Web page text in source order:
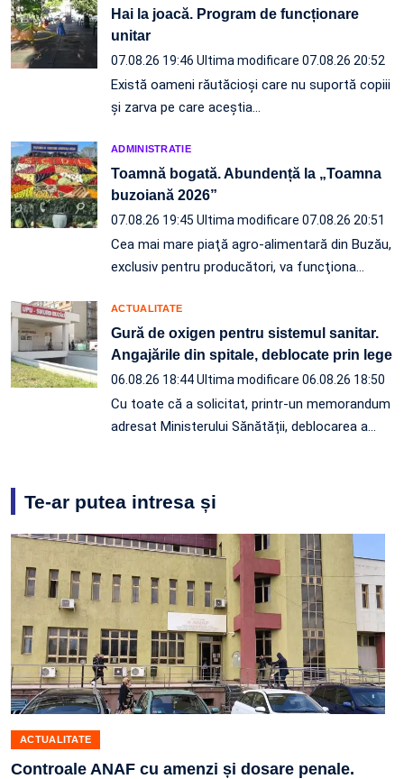
Hai la joacă. Program de funcționare
unitar
07.08.26 19:46 Ultima modificare 07.08.26 20:52
Există oameni răutăcioși care nu suportă copiii
și zarva pe care aceștia…
ADMINISTRATIE
Toamnă bogată. Abundență la „Toamna
buzoiană 2026”
07.08.26 19:45 Ultima modificare 07.08.26 20:51
Cea mai mare piaţă agro-alimentară din Buzău,
exclusiv pentru producători, va funcţiona…
ACTUALITATE
Gură de oxigen pentru sistemul sanitar.
Angajările din spitale, deblocate prin lege
06.08.26 18:44Ultima modificare 06.08.26 18:50
Cu toate că a solicitat, printr-un memorandum
adresat Ministerului Sănătății, deblocarea a…
Te-ar putea intresa și
ACTUALITATE
Controale ANAF cu amenzi și dosare penale.